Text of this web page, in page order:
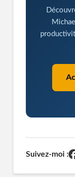
Suivez-moi :